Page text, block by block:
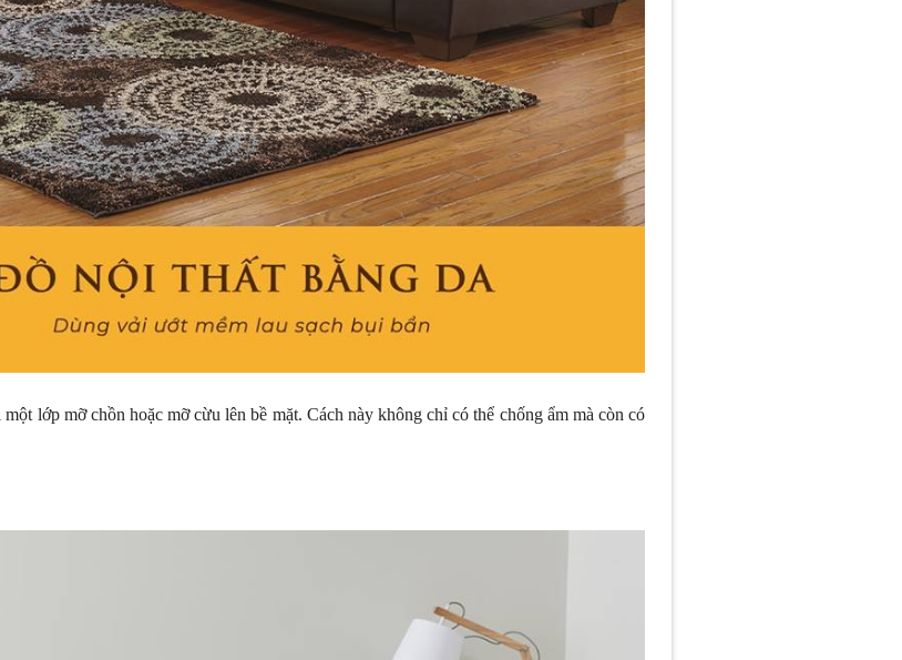
lớp mỡ chồn hoặc mỡ cừu lên bề mặt. Cách này không chỉ có thể chống ẩm mà còn có